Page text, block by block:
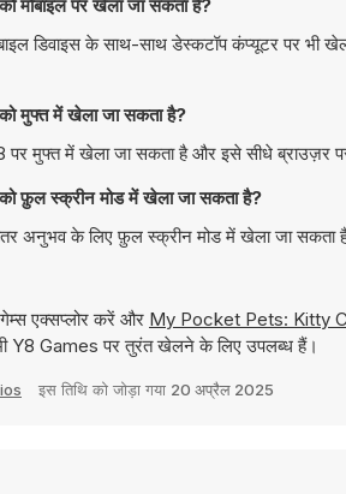
पर खेला जा सकता है?
डिवाइस के साथ-साथ डेस्कटॉप कंप्यूटर पर भी
में खेला जा सकता है?
मुफ्त में खेला जा सकता है और इसे सीधे ब्राउज़र
स्क्रीन मोड में खेला जा सकता है?
अनुभव के लिए फ़ुल स्क्रीन मोड में खेला जा सकता
एक्सप्लोर करें और My Pocket Pets: Kitty
Games पर तुरंत खेलने के लिए उपलब्ध हैं।
इस तिथि को जोड़ा गया 20 अप्रैल 2025